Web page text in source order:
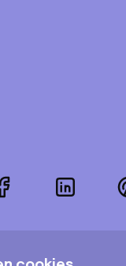
FacebookLinkedIn